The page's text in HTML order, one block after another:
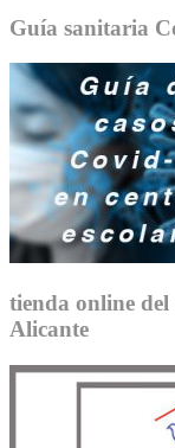
Guía sanitaria
tienda online
Alicante